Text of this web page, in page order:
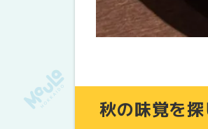
秋の味覚を